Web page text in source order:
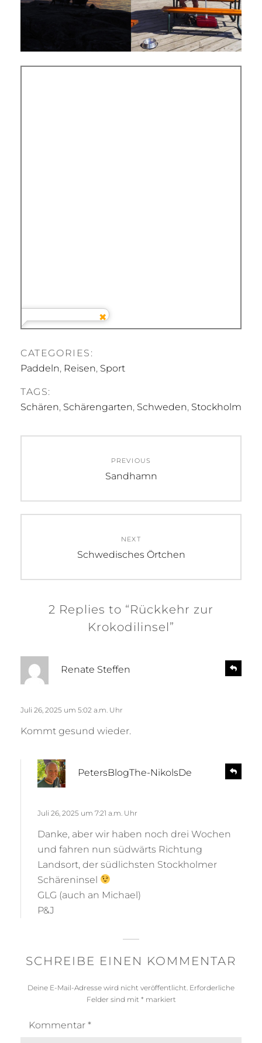
CATEGORIES:
Paddeln, Reisen, Sport
TAGS:
Schären, Schärengarten, Schweden, Stockholm
PREVIOUS
Previous
Sandhamn
NEXT
Next
Schwedisches Örtchen
2 Replies to “Rückkehr zur
Krokodilinsel”
Renate Steffen
Juli 26, 2025 um 5:02 a.m. Uhr
Kommt gesund wieder.
e
PetersBlogThe-NikolsDe
Juli 26, 2025 um 7:21 a.m. Uhr
Danke, aber wir haben noch drei Wochen
und fahren nun südwärts Richtung
Landsort, der südlichsten Stockholmer
Schäreninsel
GLG (auch an Michael)
P&J
e
SCHREIBE EINEN KOMMENTAR
Deine E-Mail-Adresse wird nicht veröffentlicht. Erforderliche
Felder sind mit * markiert
Kommentar *